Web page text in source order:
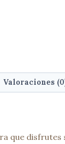
Valoraciones
que